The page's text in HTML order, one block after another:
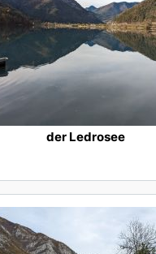
der Ledrosee